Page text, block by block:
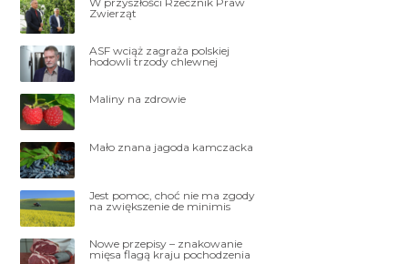
Zwierząt
ASF wciąż zagraża polskiej
hodowli trzody chlewnej
Maliny na zdrowie
Mało znana jagoda kamczacka
Jest pomoc, choć nie ma zgody
na zwiększenie de minimis
Nowe przepisy – znakowanie
mięsa flagą kraju pochodzenia